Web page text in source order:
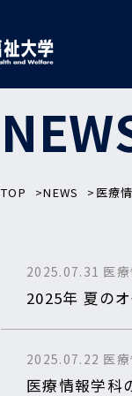
TOP NEWS 医療
2025.07.31 医
2025年 夏のオ
2025.07.22 医
医療情報学科